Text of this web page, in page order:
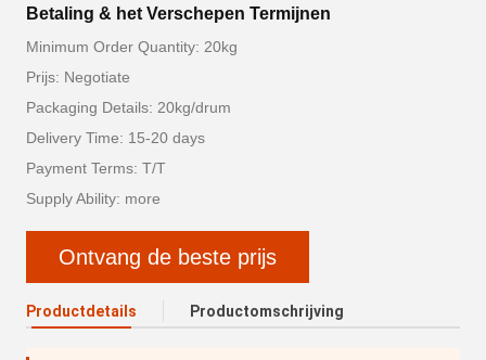
Betaling & het Verschepen Termijnen
Minimum Order Quantity: 20kg
Prijs: Negotiate
Packaging Details: 20kg/drum
Delivery Time: 15-20 days
Payment Terms: T/T
Supply Ability: more
Ontvang de beste prijs
Productdetails Productomschrijving